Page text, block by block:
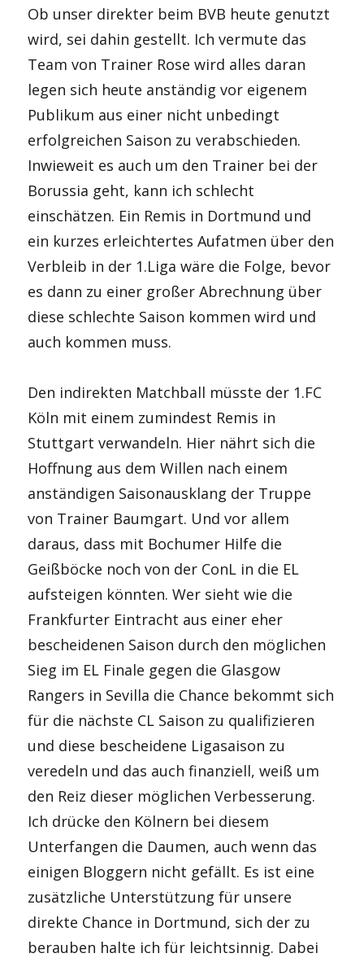
Ob unser direkter beim BVB heute genutzt
wird, sei dahin gestellt. Ich vermute das
Team von Trainer Rose wird alles daran
legen sich heute anständig vor eigenem
Publikum aus einer nicht unbedingt
erfolgreichen Saison zu verabschieden.
Inwieweit es auch um den Trainer bei der
Borussia geht, kann ich schlecht
einschätzen. Ein Remis in Dortmund und
ein kurzes erleichtertes Aufatmen über den
Verbleib in der 1.Liga wäre die Folge, bevor
es dann zu einer großer Abrechnung über
diese schlechte Saison kommen wird und
auch kommen muss.
Den indirekten Matchball müsste der 1.FC
Köln mit einem zumindest Remis in
Stuttgart verwandeln. Hier nährt sich die
Hoffnung aus dem Willen nach einem
anständigen Saisonausklang der Truppe
von Trainer Baumgart. Und vor allem
daraus, dass mit Bochumer Hilfe die
Geißböcke noch von der ConL in die EL
aufsteigen könnten. Wer sieht wie die
Frankfurter Eintracht aus einer eher
bescheidenen Saison durch den möglichen
Sieg im EL Finale gegen die Glasgow
Rangers in Sevilla die Chance bekommt sich
für die nächste CL Saison zu qualifizieren
und diese bescheidene Ligasaison zu
veredeln und das auch finanziell, weiß um
den Reiz dieser möglichen Verbesserung.
Ich drücke den Kölnern bei diesem
Unterfangen die Daumen, auch wenn das
einigen Bloggern nicht gefällt. Es ist eine
zusätzliche Unterstützung für unsere
direkte Chance in Dortmund, sich der zu
berauben halte ich für leichtsinnig. Dabei